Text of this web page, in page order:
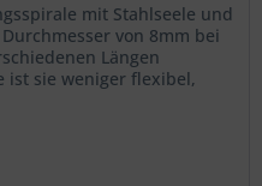
mit Stahlseele und
von 8mm bei
Längen
ist sie weniger flexibel,